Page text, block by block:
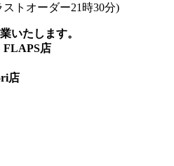
ストオーダー21時30分)
いたします。
FLAPS店
店